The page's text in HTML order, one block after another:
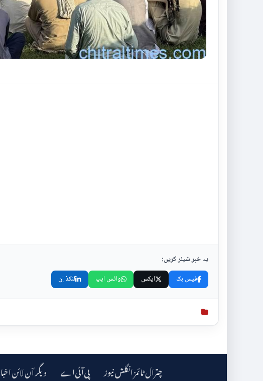
یہ خبر شیئر کریں:
فیس بک ایکس واٹس ایپ لنکڈ اِن
دیگر اؔن لائن پی‌آئی‌اے‎ چترال ٹائمز انگلش نیوز